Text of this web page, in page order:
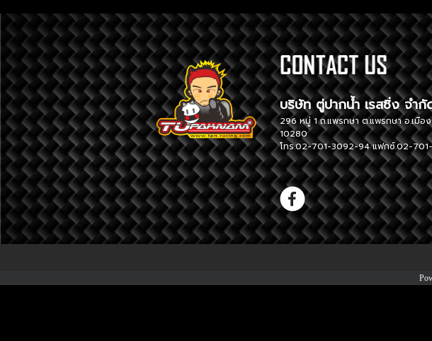
บริษัท ตู่ปากน้ำ เ
296 หมู่ 1 ถ.แพรกษา ต.แพรกษา
10280
โทร.02-701-3092-94 แฟกซ์.02-